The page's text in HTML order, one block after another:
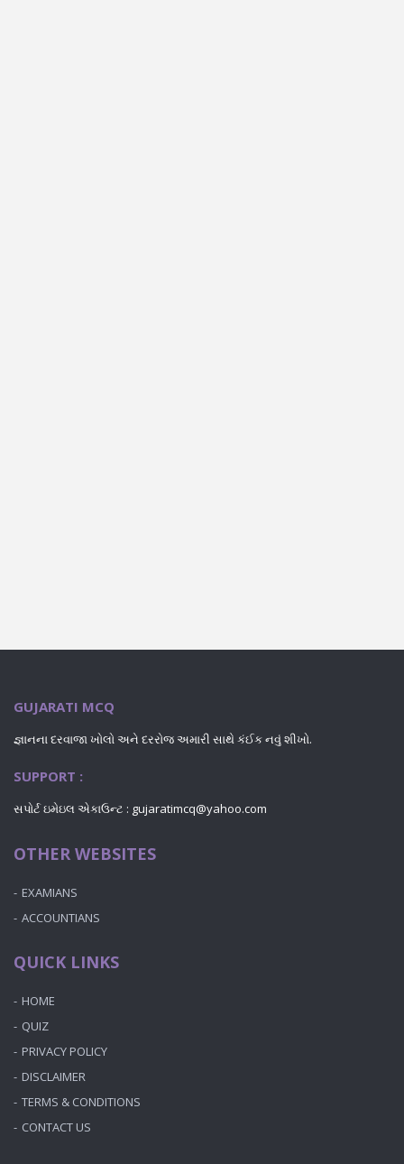
GUJARATI MCQ
જ્ઞાનના દરવાજા ખોલો અને દરરોજ અમારી સાથે કંઈક નવું શીખો.
SUPPORT :
સપોર્ટ ઇમેઇલ એકાઉન્ટ : gujaratimcq@yahoo.com
OTHER WEBSITES
EXAMIANS
ACCOUNTIANS
QUICK LINKS
HOME
QUIZ
PRIVACY POLICY
DISCLAIMER
TERMS & CONDITIONS
CONTACT US